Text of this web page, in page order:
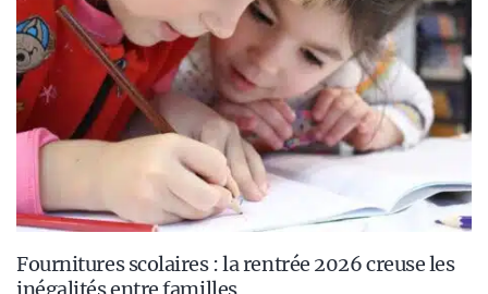
Fournitures scolaires : la rentrée 2026 creuse les
inégalités entre familles